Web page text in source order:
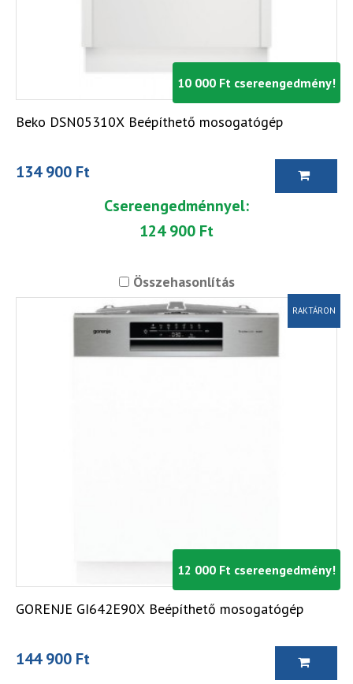
10 000 Ft csereengedmény!
Beko DSN05310X Beépíthető mosogatógép
134 900 Ft
Csereengedménnyel:
124 900 Ft
Összehasonlítás
12 000 Ft csereengedmény!
RAKTÁRON
GORENJE GI642E90X Beépíthető mosogatógép
144 900 Ft